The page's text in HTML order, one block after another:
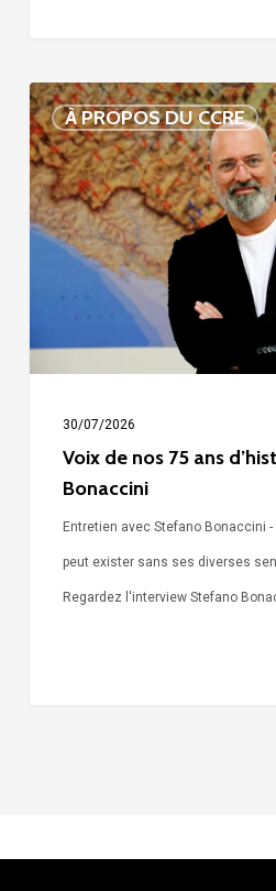
À PROPOS DU CCRE
Voix
de
nos
75
ans
d’histoire
Stefano
30/07/2026
Voix de nos 75 ans
Bonaccini
Entretien avec Stefano Bonaccini -
peut exister sans ses diverses
Regardez l'interview Stefano